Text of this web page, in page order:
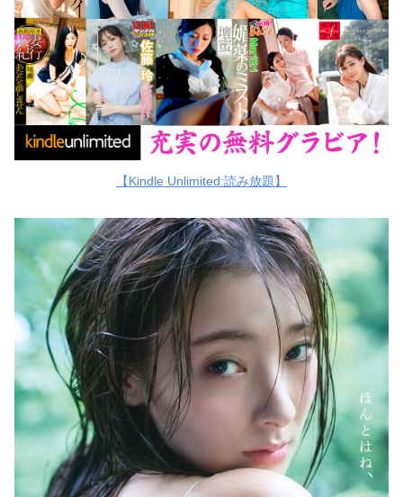
【Kindle Unlimited:読み放題】